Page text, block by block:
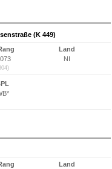
(K 449)
Land
NI
Land